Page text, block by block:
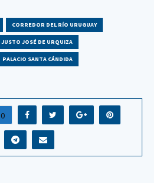
CORREDOR DEL RÍO URUGUAY
JUSTO JOSÉ DE URQUIZA
PALACIO SANTA CÁNDIDA
0